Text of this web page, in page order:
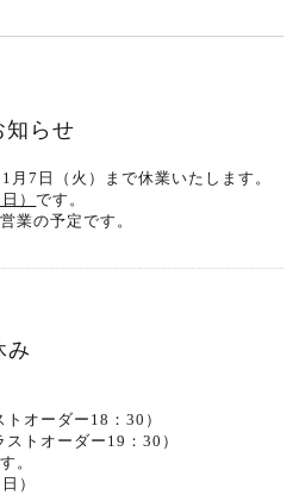
知らせ
7日（火）まで休業いたします。
）です。
業の予定です。
み
オーダー18：30）
トオーダー19：30）
。
）